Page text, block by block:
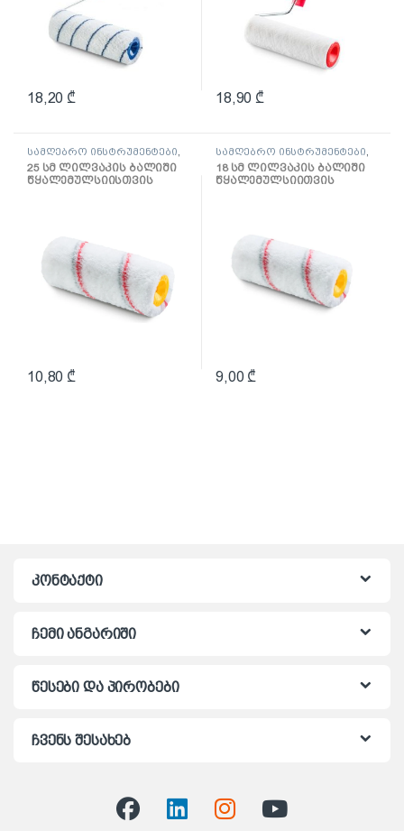
18,20 ₾ 18,90 ₾
სამღებრო ინსტრუმენტები
ლილვაკი და აქსესუარები
25 სმ ლილვაკის ბალიში
წყალემულსიისთვის
10,80 ₾
სამღებრო ინსტრუმენტები
ლილვაკი და აქსესუარები
18 სმ ლილვაკის ბალიში
წყალემულსიითვის
9,00 ₾
კონტაქტი
ჩემი ანგარიში
წესები და პირობები
ჩვენს შესახებ